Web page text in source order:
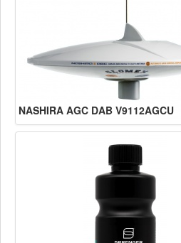
NASHIRA AGC DAB V9112AGCU